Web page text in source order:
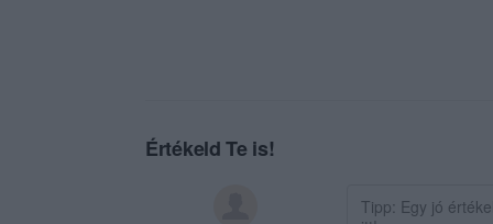
Értékeld Te is!